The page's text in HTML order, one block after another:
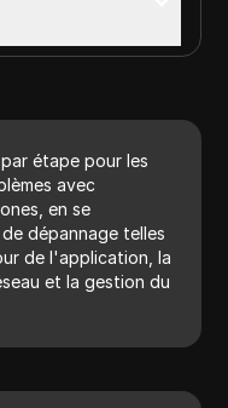
étape pour les
avec
en se
dépannage telles
de l'application, la
et la gestion du